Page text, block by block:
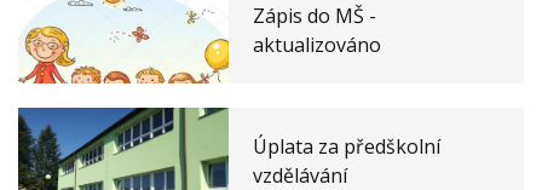
Zápis do MŠ -
aktualizováno
Úplata za předškolní
vzdělávání